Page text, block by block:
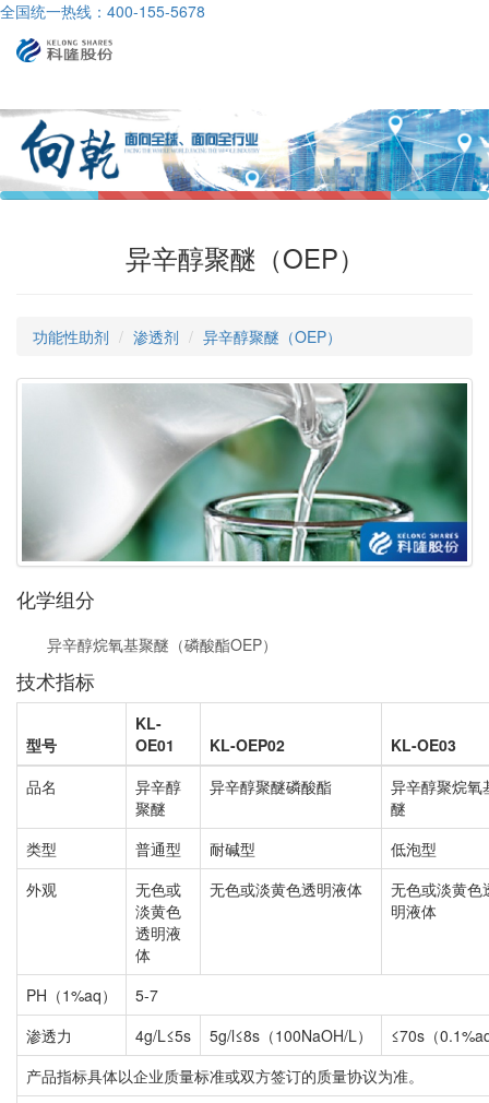
全国统一热线：400-155-5678
异辛醇聚醚（OEP）
功能性助剂 渗透剂 异辛醇聚醚（OEP）
化学组分
异辛醇烷氧基聚醚（磷酸酯OEP）
技术指标
型号
KL-
OE01
KL-OEP02
KL-OE03
品名
异辛醇
聚醚
异辛醇聚醚磷酸酯
异辛醇聚烷氧
醚
类型
普通型 耐碱型
低泡型
外观
无色或
淡黄色
透明液
体
无色或淡黄色透明液体
无色或淡黄色
明液体
PH（1%aq）
5-7
渗透力
4g/L≤5s 5g/l≤8s（100NaOH/L）
≤70s（
产品指标具体以企业质量标准或双方签订的质量协议为准。